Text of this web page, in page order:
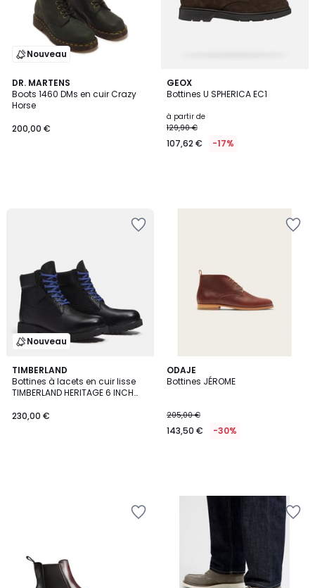
Nouveau
DR. MARTENS
Boots 1460 DMs en cuir Crazy
Horse
200,00 €
GEOX
Bottines U SPHERICA EC1
à partir de
129,90 €
107,62 € -17%
Nouveau
TIMBERLAND
Bottines à lacets en cuir lisse
TIMBERLAND HERITAGE 6 INCH
230,00 €
ODAJE
Bottines JÉROME
205,00 €
143,50 € -30%